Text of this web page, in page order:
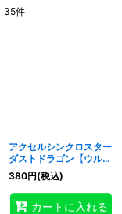
カテゴリ:
特集:
35件
アクセルシンクロスター
ダストドラゴン【ウルト
ラ】{QCDB-JP036}
《シンクロ》
380円(税込)
カートに入れる